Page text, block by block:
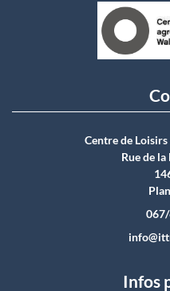
Centre de
Rue de
Infos